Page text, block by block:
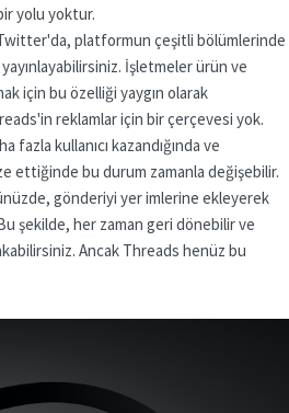
yolu yoktur.
platformun çeşitli bölümlerinde
İşletmeler ürün ve
için bu özelliği yaygın olarak
reklamlar için bir çerçevesi yok.
fazla kullanıcı kazandığında ve
ettiğinde bu durum zamanla değişebilir.
gönderiyi yer imlerine ekleyerek
şekilde, her zaman geri dönebilir ve
Ancak Threads henüz bu